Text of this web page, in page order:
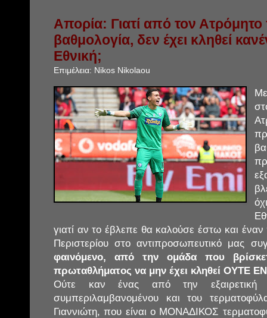
Απορία: Γιατί από τον Ατρόμητο
βαθμολογία, δεν έχει κληθεί
Εθνική;
Επιμέλεια: Nikos Nikolaou
γιατί αν το έβλεπε θα καλούσε έστω και
Περιστερίου στο αντιπροσωπευτικό μας
φαινόμενο, από την ομάδα που
πρωταθλήματος να μην έχει κληθεί ΟΥΤΕ
Ούτε καν ένας από την εξαιρετική
συμπεριλαμβανομένου και του
Γιαννιώτη, που είναι ο ΜΟΝΑΔΙΚΟΣ